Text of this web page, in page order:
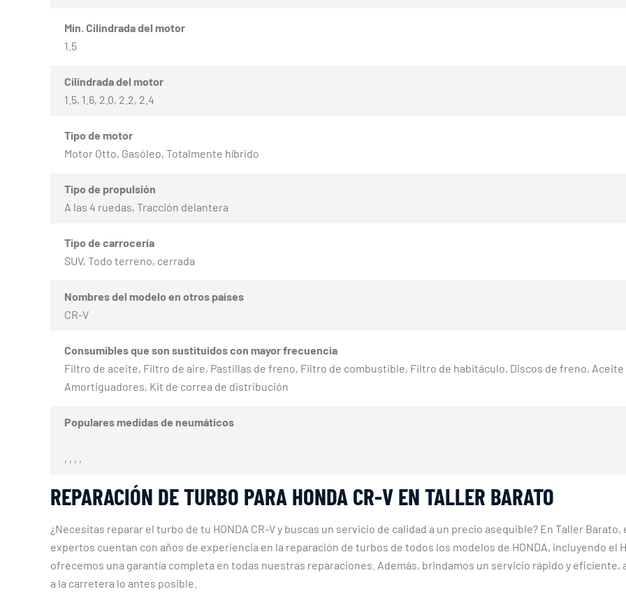
Mín. Cilindrada del motor
1.5
Cilindrada del motor
1.5, 1.6, 2.0, 2.2, 2.4
Tipo de motor
Motor Otto, Gasóleo, Totalmente híbrido
Tipo de propulsión
A las 4 ruedas, Tracción delantera
Tipo de carrocería
SUV, Todo terreno, cerrada
Nombres del modelo en otros países
CR-V
Consumibles que son sustituidos con mayor frecuencia
Filtro de aceite, Filtro de aire, Pastillas de freno, Filtro de combustible, Filtro de habitáculo, Discos de freno,
Amortiguadores, Kit de correa de distribución
Populares medidas de neumáticos
, , , ,
REPARACIÓN DE TURBO PARA HONDA CR-V EN TALLER BARATO
¿Necesitas reparar el turbo de tu HONDA CR-V y buscas un servicio de calidad a un precio asequible? En Taller
expertos cuentan con años de experiencia en la reparación de turbos de todos los modelos de HONDA, incluyendo el
ofrecemos una garantía completa en todas nuestras reparaciones. Además, brindamos un servicio rápido y
a la carretera lo antes posible.